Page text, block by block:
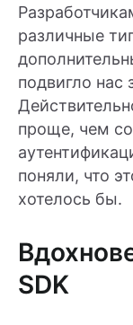
различные
подвигло нас
проще, чем
поняли, что
хотелось бы.
SDK